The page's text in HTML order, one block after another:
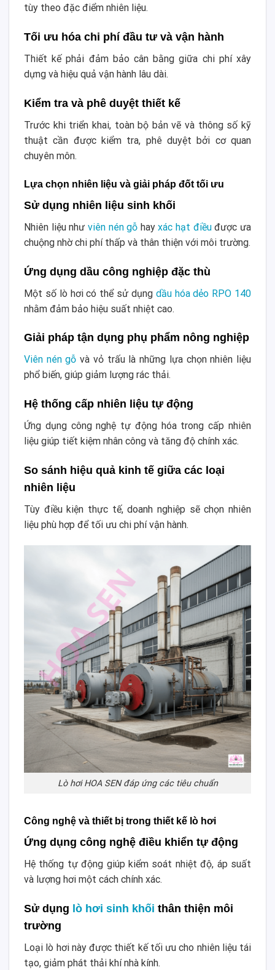
tùy theo đặc điểm nhiên liệu.
Tối ưu hóa chi phí đầu tư và vận hành
Thiết kế phải đảm bảo cân bằng giữa chi phí xây
dựng và hiệu quả vận hành lâu dài.
Kiểm tra và phê duyệt thiết kế
Trước khi triển khai, toàn bộ bản vẽ và thông số kỹ
thuật cần được kiểm tra, phê duyệt bởi cơ quan
chuyên môn.
Lựa chọn nhiên liệu và giải pháp đốt tối ưu
Sử dụng nhiên liệu sinh khối
Nhiên liệu như viên nén gỗ hayxác hạt điềuđược ưa
chuộng nhờ chi phí thấp và thân thiện với môi trường.
Ứng dụng dầu công nghiệp đặc thù
Một số lò hơi có thể sử dụng dầu hóa dẻo RPO 140
nhằm đảm bảo hiệu suất nhiệt cao.
Giải pháp tận dụng phụ phẩm nông nghiệp
Viên nén gỗ và vỏ trấu là những lựa chọn nhiên liệu
phổ biến, giúp giảm lượng rác thải.
Hệ thống cấp nhiên liệu tự động
Ứng dụng công nghệ tự động hóa trong cấp nhiên
liệu giúp tiết kiệm nhân công và tăng độ chính xác.
So sánh hiệu quả kinh tế giữa các loại
nhiên liệu
Tùy điều kiện thực tế, doanh nghiệp sẽ chọn nhiên
liệu phù hợp để tối ưu chi phí vận hành.
Lò hơi HOA SEN đáp ứng các tiêu chuẩn
Công nghệ và thiết bị trong thiết kế lò hơi
Ứng dụng công nghệ điều khiển tự động
Hệ thống tự động giúp kiểm soát nhiệt độ, áp suất
và lượng hơi một cách chính xác.
Sử dụng lò hơi sinh khối thân thiện môi
trường
Loại lò hơi này được thiết kế tối ưu cho nhiên liệu tái
tạo, giảm phát thải khí nhà kính.